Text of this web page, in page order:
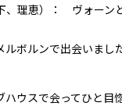
、理恵）： ヴォーン
ボルンで出会いました
ハウスで会ってひと目